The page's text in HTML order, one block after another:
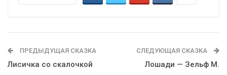
ПРЕДЫДУЩАЯ СКАЗКА
Лисичка со скалочкой
СЛЕДУЮЩАЯ СКАЗКА
Лошади — Зельф М.